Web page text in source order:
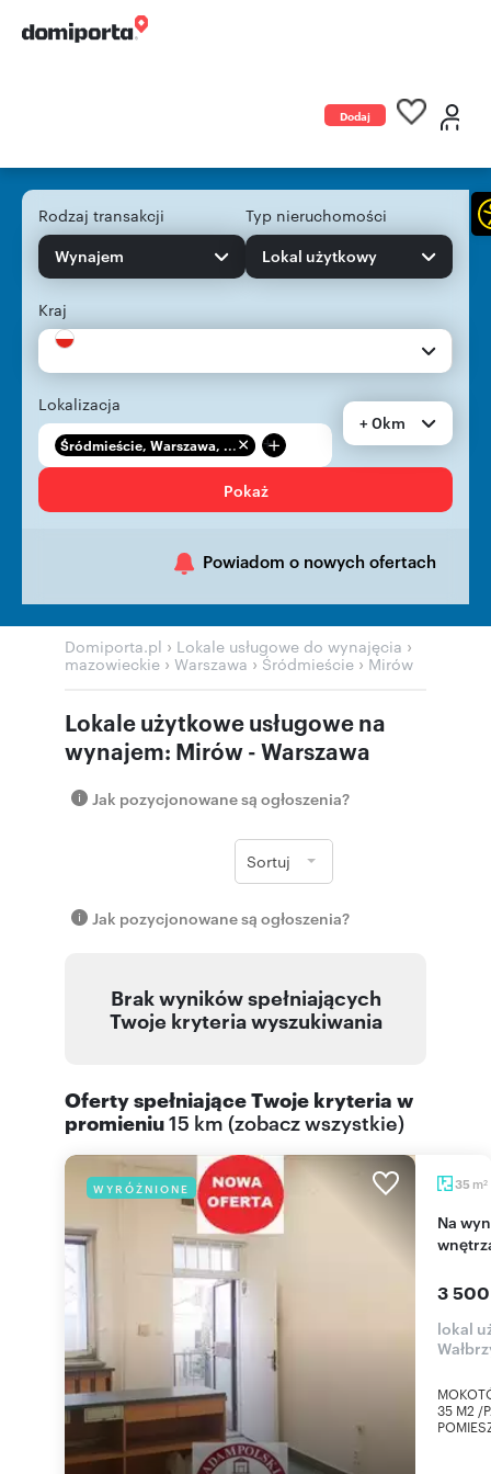
Dodaj
Rodzaj transakcji
Wynajem
Typ nieruchomości
Lokal użytkowy
Kraj
Lokalizacja
Śródmieście, Warszawa, ... +
+ 0km
Pokaż
Powiadom o nowych ofertach
Domiporta.pl › Lokale usługowe do wynajęcia ›
mazowieckie › Warszawa ›Śródmieście ›Mirów
Lokale użytkowe usługowe na
wynajem: Mirów - Warszawa
Jak pozycjonowane są ogłoszenia?
Sortuj
Jak pozycjonowane są ogłoszenia?
Brak wyników spełniających
Twoje kryteria wyszukiwania
Oferty spełniające Twoje kryteria w
promieniu15 km (zobacz wszystkie)
WYRÓŻNIONE 35 m2
Na wynajem przestronny lokal 35 m² z wysokimi
3
lokal
35 M2 /